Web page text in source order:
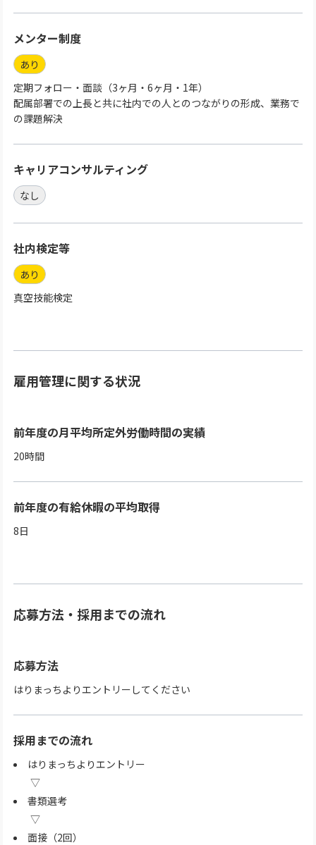
メンター制度
あり
定期フォロー・面談（3ヶ月・6ヶ月・1年）
配属部署での上長と共に社内での人とのつながりの形成、業務で
の課題解決
キャリアコンサルティング
なし
社内検定等
あり
真空技能検定
雇用管理に関する状況
前年度の月平均所定外労働時間の実績
20時間
前年度の有給休暇の平均取得
8日
応募方法・採用までの流れ
応募方法
はりまっちよりエントリーしてください
採用までの流れ
はりまっちよりエントリー
書類選考
面接（2回）